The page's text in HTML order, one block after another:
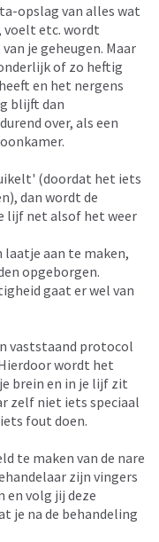
opslag van alles wat
voelt etc. wordt
je geheugen. Maar
of zo heftig
en het nergens
blijft dan
over, als een
(doordat het iets
dan wordt de
lijf net alsof het weer
laatje aan te maken,
opgeborgen.
gaat er wel van
vaststaand protocol
wordt het
brein en in je lijf zit
zelf niet iets speciaal
fout doen.
te maken van de nare
zijn vingers
en volg jij deze
je na de behandeling